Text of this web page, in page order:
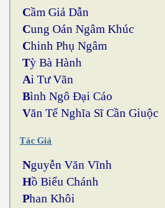
Cầm Giả Dẫn
Cung Oán Ngâm Khúc
Chinh Phụ Ngâm
Tỳ Bà Hành
Ai Tư Vãn
Bình Ngô Đại Cáo
Văn Tế Nghĩa Sĩ Cần Giuộc
Tác Giả
Nguyễn Văn Vĩnh
Hồ Biểu Chánh
Phan Khôi